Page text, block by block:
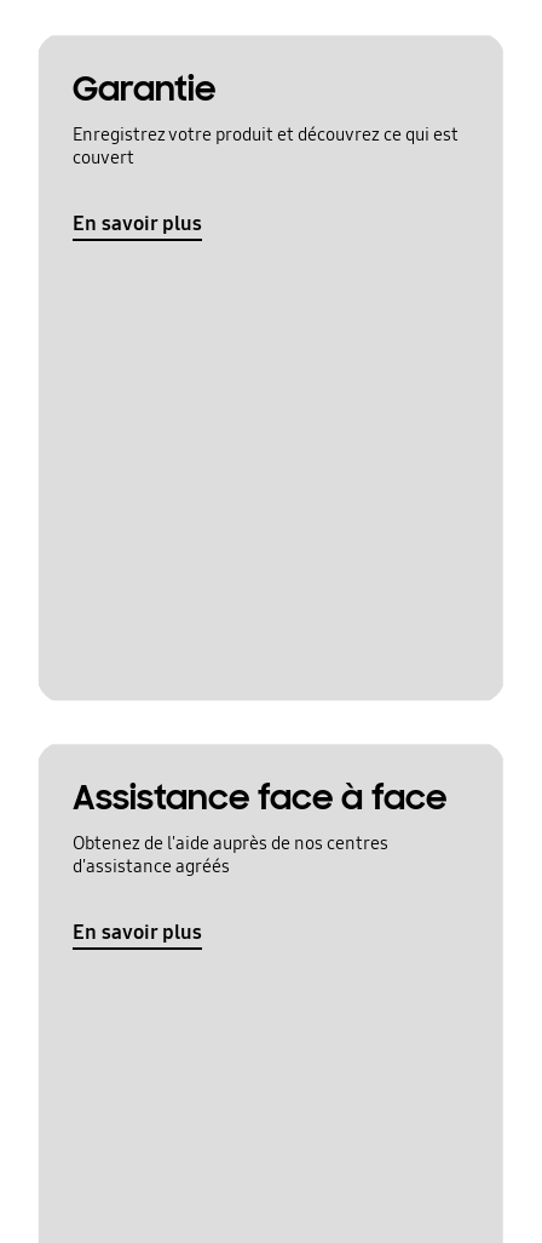
Garantie
Enregistrez votre produit et découvrez ce qui est
couvert
En savoir plus
Assistance face à face
Obtenez de l'aide auprès de nos centres
d'assistance agréés
En savoir plus